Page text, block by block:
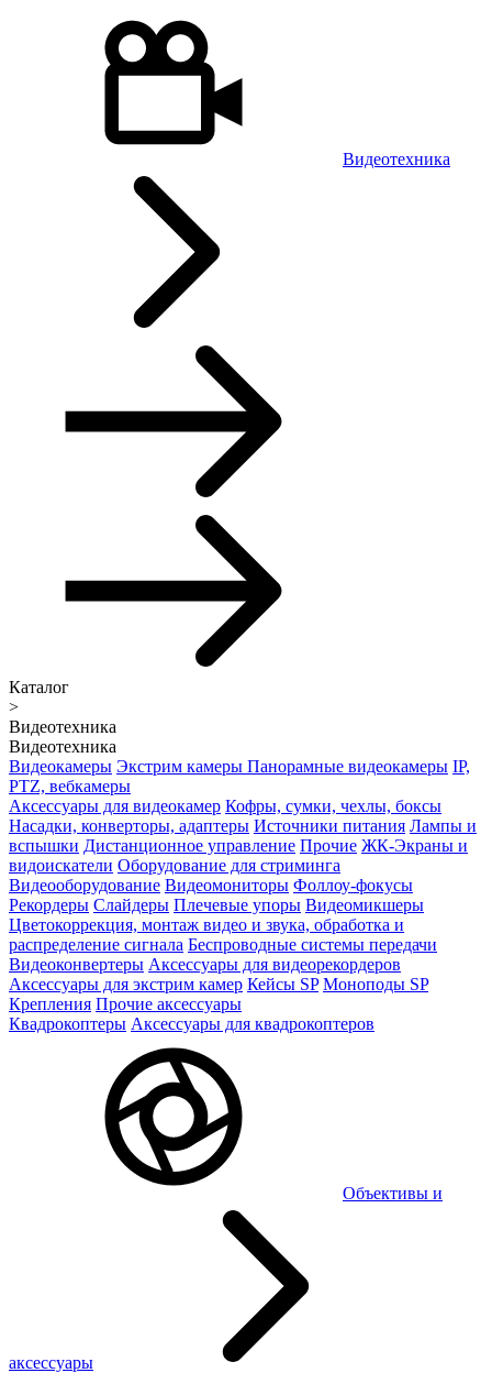
Видеотехника
Каталог
>
Видеотехника
Видеотехника
Видеокамеры Экстрим камеры Панорамные видеокамеры IP,
PTZ, вебкамеры
Аксессуары для видеокамер Кофры, сумки, чехлы, боксы
Насадки, конверторы, адаптеры Источники питания Лампы и
вспышки Дистанционное управление Прочие ЖК-Экраны и
видоискатели Оборудование для стриминга
Видеооборудование Видеомониторы Фоллоу-фокусы
Рекордеры Слайдеры Плечевые упоры Видеомикшеры
Цветокоррекция, монтаж видео и звука, обработка и
распределение сигнала Беспроводные системы передачи
Видеоконвертеры Аксессуары для видеорекордеров
Аксессуары для экстрим камер Кейсы SP Моноподы SP
Крепления Прочие аксессуары
Квадрокоптеры Аксессуары для квадрокоптеров
Объективы и
аксессуары